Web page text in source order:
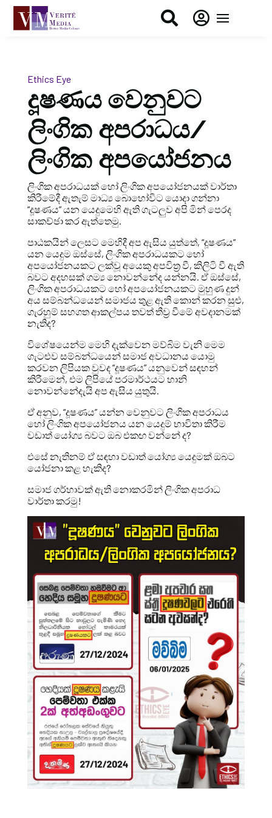
 
Ethics Eye
දූෂණය වෙනුවට
ලිංගික අපරාධය/
ලිංගික අපයෝජනය
ලිංගික අපරාධයක් හෝ ලිංගික අපයෝජනයක් වාර්තා
කිරීමේදී ඇතැම් මාධ්‍ය බොහෝවිට යොදා ගන්නා
“දූෂණය” යන යෙදුමෙහි ඇති ගැටලුව අපි මින් පෙරද
සාකච්ඡා කර ඇත්තෙමු.
පාඨකයින් ලෙසට මෙහිදී අප ඇසිය යුත්තේ, “දූෂණය”
යන යෙදුම ඔස්සේ, ලිංගික අපරාධයකට හෝ
අපයෝජනයකට ලක්වූ අයෙකු අපවිත්‍ර වී, කිලිටි වී ඇති
බවට අදහසක් ගම්‍ය නොවන්නේද යන්නයි. ඒ ඔස්සේ,
ලිංගික අපරාධයකට හෝ අපයෝජනයකට මුහුණ දුන්
අය සම්බන්ධයෙන් සමාජය තුළ ඇති කොන් කරන සුළු,
ගැරහුම් සහගත ආකල්පය තවත් තීව්‍ර වීමේ අවදානමක්
නැතිද?
විශේෂයෙන්ම මෙහි දැක්වෙන මව්බිම වැනි මෙම
ගැටළුව සම්බන්ධයෙන් සමාජ අවධානය යොමු
කරවන ලිපියක වුවද “දූෂණය” යනුවෙන් සඳහන්
කිරීමෙන්, එම ලිපියේ පරමාර්ථයට හානි
නොවන්නේදැයි අප ඇසිය යුතුයි.
ඒ අනුව, “දූෂණය” යන්න වෙනුවට ලිංගික අපරාධය
හෝ ලිංගික අපයෝජනය යන යෙදුම් භාවිතා කිරීම
වඩාත් යෝග්‍ය බවට ඔබ එකඟ වන්නේ ද?
එසේ නැතිනම් ඒ සඳහා වඩාත් යෝග්‍ය යෙදුමක් ඔබට
යෝජනා කළ හැකිද?
සමාජ ගර්හාවක් ඇති නොකරමින් ලිංගික අපරාධ
වාර්තා කරමු!